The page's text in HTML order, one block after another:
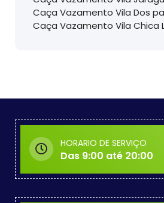
Caça Vazamento Vila Dos
Caça Vazamento Vila Chica
HORARIO DE SERVIÇO
Das 9:00 até 20:00